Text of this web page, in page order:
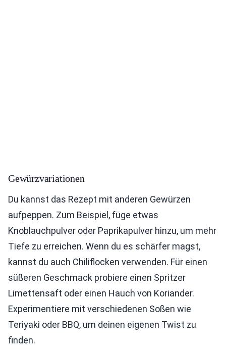
Gewürzvariationen
Du kannst das Rezept mit anderen Gewürzen
aufpeppen. Zum Beispiel, füge etwas
Knoblauchpulver oder Paprikapulver hinzu, um mehr
Tiefe zu erreichen. Wenn du es schärfer magst,
kannst du auch Chiliflocken verwenden. Für einen
süßeren Geschmack probiere einen Spritzer
Limettensaft oder einen Hauch von Koriander.
Experimentiere mit verschiedenen Soßen wie
Teriyaki oder BBQ, um deinen eigenen Twist zu
finden.